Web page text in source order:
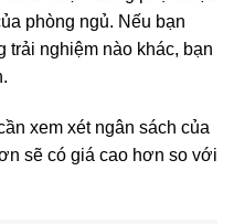
phòng ngủ. Nếu bạn
trải nghiệm nào khác, bạn
xem xét ngân sách của
sẽ có giá cao hơn so với